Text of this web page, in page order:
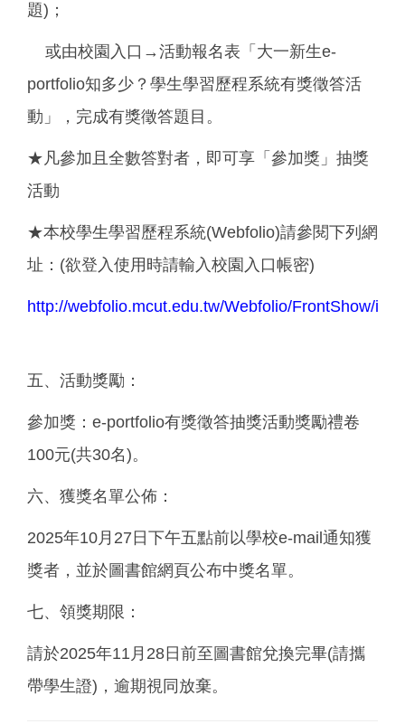
題)；
或由校園入口→活動報名表「大一新生e-
portfolio知多少？學生學習歷程系統有獎徵答活
動」，完成有獎徵答題目。
★凡參加且全數答對者，即可享「參加獎」抽獎
活動
★本校學生學習歷程系統(Webfolio)請參閱下列網
址：(欲登入使用時請輸入校園入口帳密)
http://webfolio.mcut.edu.tw/Webfolio/FrontShow/
五、活動獎勵：
參加獎：e-portfolio有獎徵答抽獎活動獎勵禮卷
100元(共30名)。
六、獲獎名單公佈：
2025年10月27日下午五點前以學校e-mail通知獲
獎者，並於圖書館網頁公布中獎名單。
七、領獎期限：
請於2025年11月28日前至圖書館兌換完畢(請攜
帶學生證)，逾期視同放棄。